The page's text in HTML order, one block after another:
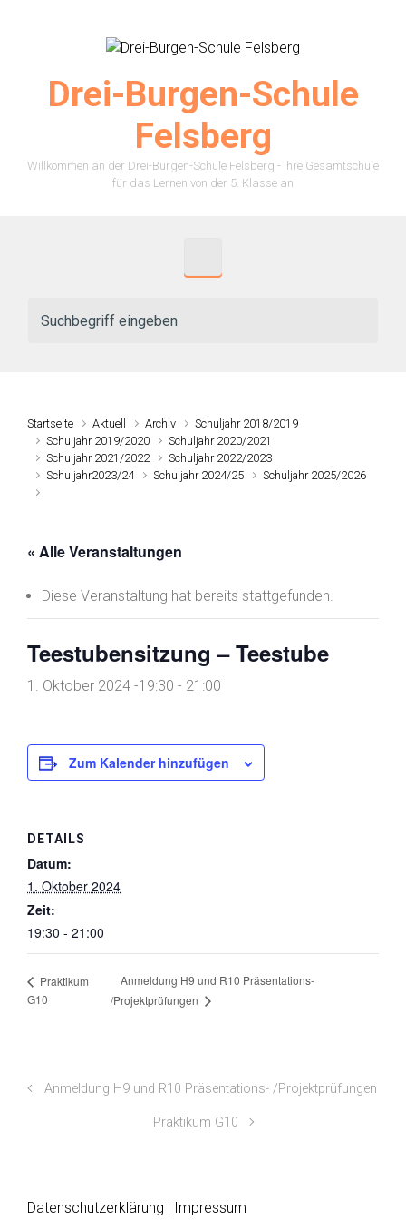
Drei-Burgen-Schule
Felsberg
Willkommen an der Drei-Burgen-Schule Felsberg - Ihre Gesamtschule
für das Lernen von der 5. Klasse an
Startseite Aktuell Archiv
Schuljahr 2018/2019
Schuljahr 2019/2020
Schuljahr 2020/2021
Schuljahr 2021/2022
Schuljahr 2022/2023
Schuljahr2023/24
Schuljahr 2024/25 Schuljahr 2025/2026
« Alle Veranstaltungen
Diese Veranstaltung hat bereits stattgefunden.
Teestubensitzung – Teestube
1. Oktober 2024 -19:30 - 21:00
Zum Kalender hinzufügen
DETAILS
Datum:
1. Oktober 2024
Zeit:
19:30 - 21:00
Praktikum
G10
Anmeldung H9 und R10 Präsentations-
/Projektprüfungen
Anmeldung H9 und R10 Präsentations- /Projektprüfungen
Praktikum G10
Datenschutzerklärung | Impressum